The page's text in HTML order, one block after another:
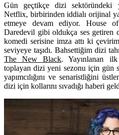
Gün geçtikçe dizi sektöründeki
Netflix, birbirinden iddialı orijinal
etmeye devam ediyor. House
Daredevil gibi oldukça ses getiren
komedi serisine imza attı ki
seviyeye taşıdı. Bahsettiğim dizi
The New Black. Yayınlanan
toplayan dizi yeni sezonu için gün
yapımcılığını ve senaristliğini
dizi için kollarını sıvadığı haberi